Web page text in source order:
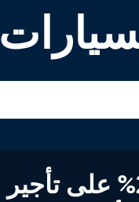
خصم يصل إلى 20% على تأجير